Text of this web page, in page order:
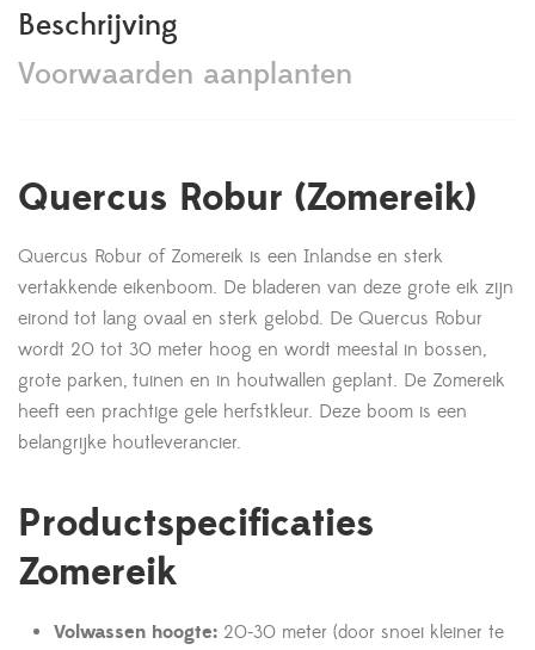
Beschrijving
Voorwaarden aanplanten
Quercus Robur (Zomereik)
Quercus Robur of Zomereik is een Inlandse en sterk
vertakkende eikenboom. De bladeren van deze grote eik zijn
eirond tot lang ovaal en sterk gelobd. De Quercus Robur
wordt 20 tot 30 meter hoog en wordt meestal in bossen,
grote parken, tuinen en in houtwallen geplant. De Zomereik
heeft een prachtige gele herfstkleur. Deze boom is een
belangrijke houtleverancier.
Productspecificaties
Zomereik
Volwassen hoogte: 20-30 meter (door snoei kleiner te